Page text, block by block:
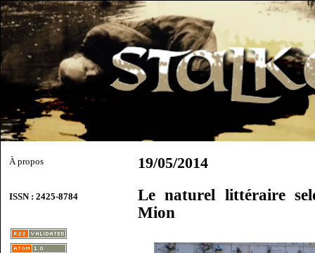
À propos
ISSN : 2425-8784
19/05/2014
Le naturel littéraire
Mion